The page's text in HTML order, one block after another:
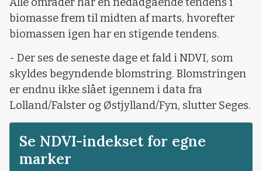
biomasse frem til midten af marts, hvorefter
biomassen igen har en stigende tendens.
- Der ses de seneste dage et fald i NDVI, som
skyldes begyndende blomstring. Blomstringen
er endnu ikke slået igennem i data fra
Lolland/Falster og Østjylland/Fyn, slutter Seges.
Se NDVI-indekset for egne
marker